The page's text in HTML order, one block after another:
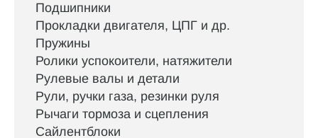
Подшипники
Прокладки двигателя, ЦПГ и др.
Пружины
Ролики успокоители, натяжители
Рулевые валы и детали
Рули, ручки газа, резинки руля
Рычаги тормоза и сцепления
Сайлентблоки